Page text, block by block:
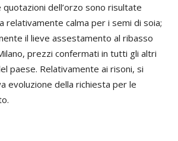
dell’orzo sono risultate
relativamente calma per i semi di soia;
il lieve assestamento al ribasso
prezzi confermati in tutti gli altri
paese. Relativamente ai risoni, si
evoluzione della richiesta per le